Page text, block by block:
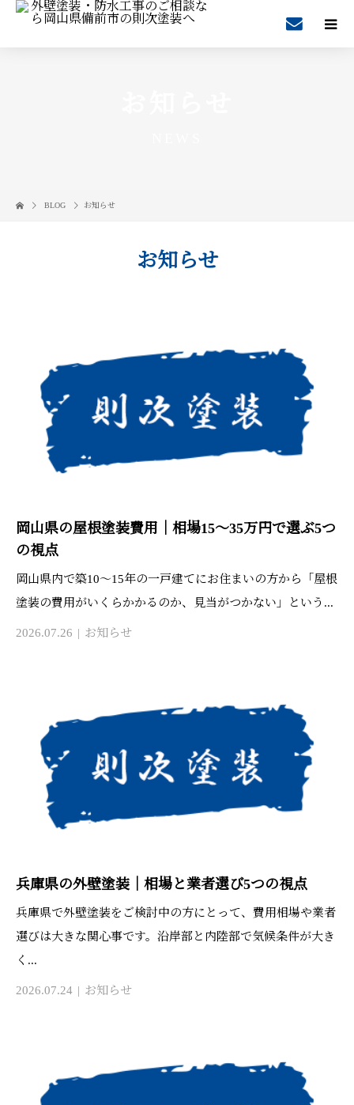
BLOG お知らせ
お知らせ
岡山県の屋根塗装費用｜相場15〜35万円で選ぶ5つ
の視点
岡山県内で築10〜15年の一戸建てにお住まいの方から「屋根
塗装の費用がいくらかかるのか、見当がつかない」という...
2026.07.26 お知らせ
兵庫県の外壁塗装｜相場と業者選び5つの視点
兵庫県で外壁塗装をご検討中の方にとって、費用相場や業者
選びは大きな関心事です。沿岸部と内陸部で気候条件が大き
く...
2026.07.24 お知らせ